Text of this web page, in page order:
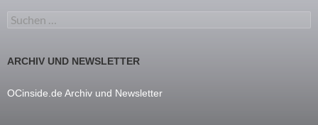
Suchen nach:
ARCHIV UND NEWSLETTER
OCinside.de Archiv und Newsletter